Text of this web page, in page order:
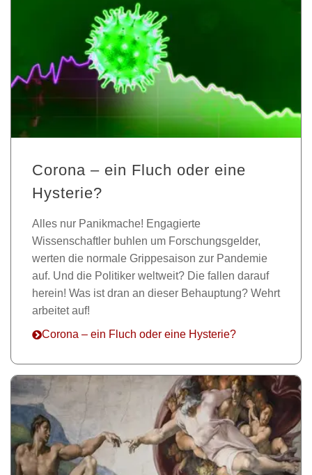
Corona – ein Fluch oder eine
Hysterie?
Alles nur Panikmache! Engagierte
Wissenschaftler buhlen um Forschungsgelder,
werten die normale Grippesaison zur Pandemie
auf. Und die Politiker weltweit? Die fallen darauf
herein! Was ist dran an dieser Behauptung? Wehrt
arbeitet auf!
Corona – ein Fluch oder eine Hysterie?